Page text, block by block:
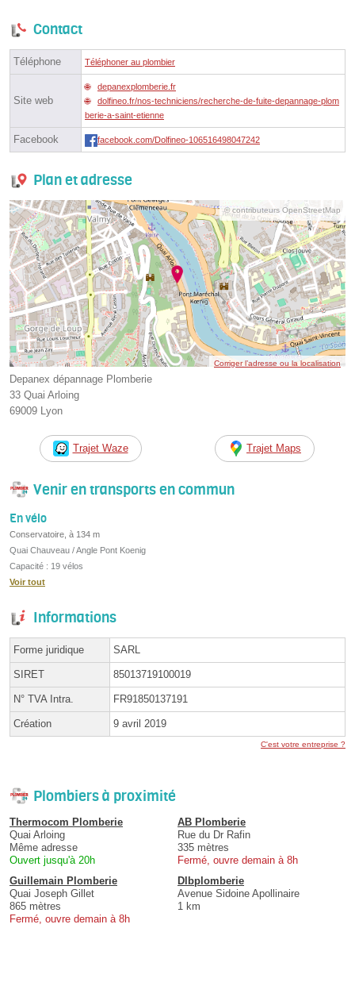
Contact
Téléphone Téléphoner au plombier
Site web
depanexplomberie.fr
dolfineo.fr/nos-techniciens/recherche-de-fuite-depannage-plom
berie-a-saint-etienne
Facebook facebook.com/Dolfineo-106516498047242
Plan et adresse
© contributeurs OpenStreetMap
Corriger l’adresse ou la localisation
Depanex dépannage Plomberie
33 Quai Arloing
69009 Lyon
Trajet Waze Trajet Maps
Venir en transports en commun
En vélo
Conservatoire, à 134 m
Quai Chauveau / Angle Pont Koenig
Capacité : 19 vélos
Voir tout
Informations
Forme juridique SARL
SIRET 85013719100019
N° TVA Intra. FR91850137191
Création 9 avril 2019
C'est votre entreprise ?
Plombiers à proximité
Thermocom Plomberie
Quai Arloing
Même adresse
Ouvert jusqu'à 20h
AB Plomberie
Rue du Dr Rafin
335 mètres
Fermé, ouvre demain à 8h
Guillemain Plomberie
Quai Joseph Gillet
865 mètres
Fermé, ouvre demain à 8h
Dlbplomberie
Avenue Sidoine Apollinaire
1 km